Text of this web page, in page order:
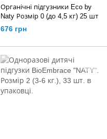
Органічні підгузники Eco by
Naty Розмір 0 (до 4,5 кг) 25 шт
676 грн